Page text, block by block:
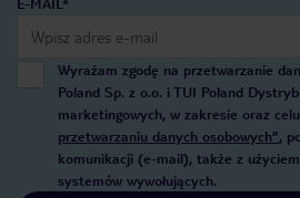
Wyrażam zgodę na przetwarzanie
Poland Sp. z o.o. i TUI Poland
marketingowych, w zakresie oraz
przetwarzaniu danych osobowych”,
komunikacji (e-mail), także z
systemów wywołujących.